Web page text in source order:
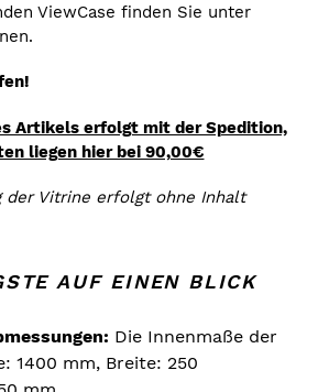
ViewCase finden Sie unter
Artikels erfolgt mit der Spedition,
liegen hier bei 90,00€
der Vitrine erfolgt ohne Inhalt
AUF EINEN BLICK
Die Innenmaße der
1400 mm, Breite: 250